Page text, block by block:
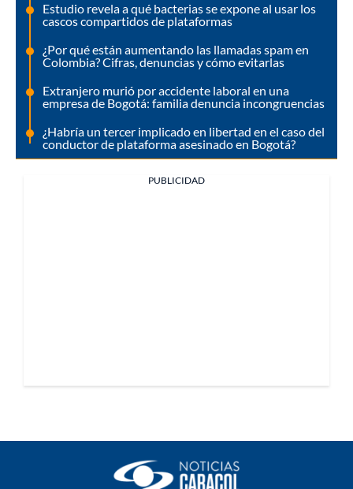
Estudio revela a qué bacterias se expone al usar los
cascos compartidos de plataformas
¿Por qué están aumentando las llamadas spam en
Colombia? Cifras, denuncias y cómo evitarlas
Extranjero murió por accidente laboral en una
empresa de Bogotá: familia denuncia incongruencias
¿Habría un tercer implicado en libertad en el caso del
conductor de plataforma asesinado en Bogotá?
PUBLICIDAD